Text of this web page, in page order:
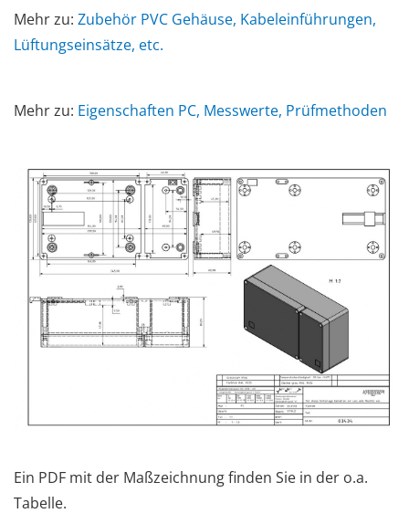
Mehr zu: Zubehör PVC Gehäuse, Kabeleinführungen,
Lüftungseinsätze, etc.
Mehr zu: Eigenschaften PC, Messwerte, Prüfmethoden
Ein PDF mit der Maßzeichnung finden Sie in der o.a.
Tabelle.